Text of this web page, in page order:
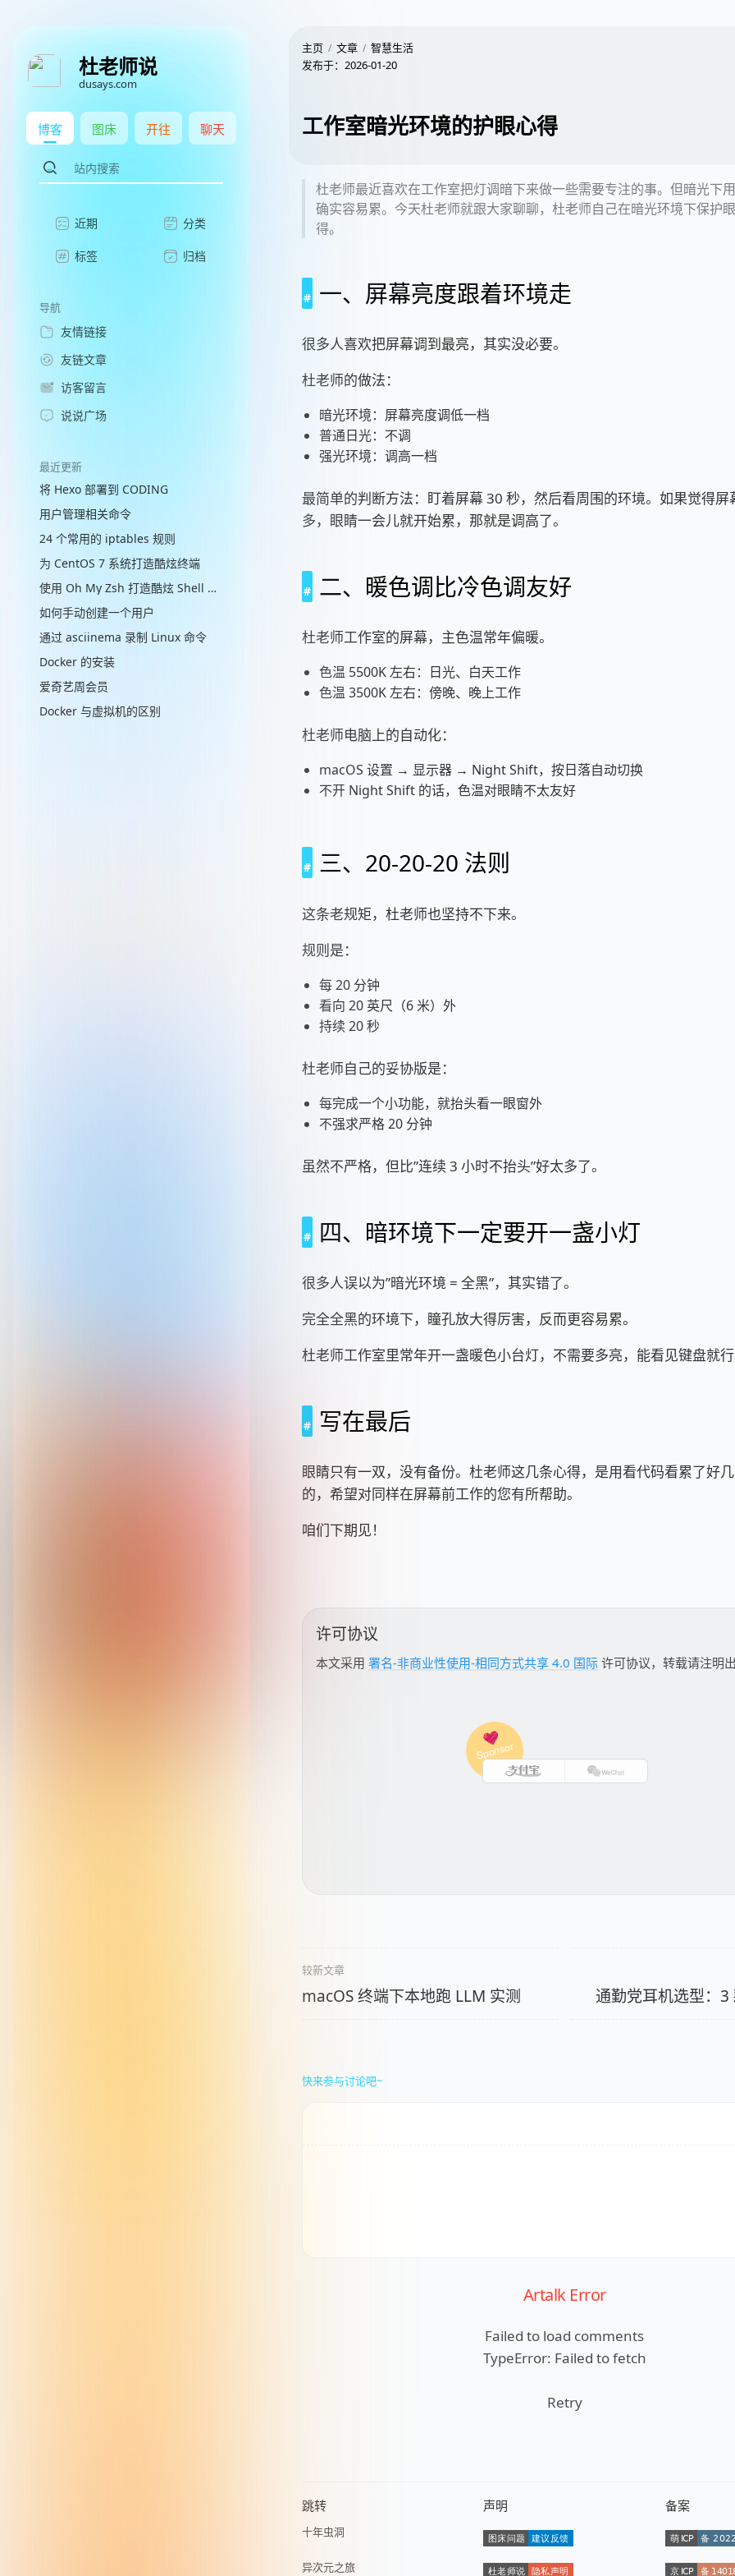
杜老师说
dusays.com
博客 图床 开往 聊天
近期 分类
标签 归档
导航
友情链接
友链文章
访客留言
说说广场
最近更新
将 Hexo 部署到 CODING
用户管理相关命令
24 个常用的 iptables 规则
为 CentOS 7 系统打造酷炫终端
使用 Oh My Zsh 打造酷炫 Shell 终端
如何手动创建一个用户
通过 asciinema 录制 Linux 命令
Docker 的安装
爱奇艺周会员
Docker 与虚拟机的区别
主页 文章
智慧生活
发布于： 2026-01-20
工作室暗光环境的护眼心得
杜老师最近喜欢在工作室把灯调暗下来做一些需要专注的事。但暗光下
确实容易累。今天杜老师就跟大家聊聊，杜老师自己在暗光环境下保护
得。
一、屏幕亮度跟着环境走
很多人喜欢把屏幕调到最亮，其实没必要。
杜老师的做法：
暗光环境：屏幕亮度调低一档
普通日光：不调
强光环境：调高一档
最简单的判断方法：盯着屏幕 30 秒，然后看周围的环境。如果觉得屏
多，眼睛一会儿就开始累，那就是调高了。
二、暖色调比冷色调友好
杜老师工作室的屏幕，主色温常年偏暖。
色温 5500K 左右：日光、白天工作
色温 3500K 左右：傍晚、晚上工作
杜老师电脑上的自动化：
macOS 设置 → 显示器 → Night Shift，按日落自动切换
不开 Night Shift 的话，色温对眼睛不太友好
三、20-20-20 法则
这条老规矩，杜老师也坚持不下来。
规则是：
每 20 分钟
看向 20 英尺（6 米）外
持续 20 秒
杜老师自己的妥协版是：
每完成一个小功能，就抬头看一眼窗外
不强求严格 20 分钟
虽然不严格，但比”连续 3 小时不抬头”好太多了。
四、暗环境下一定要开一盏小灯
很多人误以为”暗光环境 = 全黑”，其实错了。
完全全黑的环境下，瞳孔放大得厉害，反而更容易累。
杜老师工作室里常年开一盏暖色小台灯，不需要多亮，能看见键盘就
写在最后
眼睛只有一双，没有备份。杜老师这几条心得，是用看代码看累了好
的，希望对同样在屏幕前工作的您有所帮助。
咱们下期见！
许可协议
本文采用 署名-非商业性使用-相同方式共享 4.0 国际 许可协议，转载请注明
较新文章
macOS 终端下本地跑 LLM 实测 通勤党耳机选型：3
快来参与讨论吧~
Artalk Error
Failed to load comments
TypeError: Failed to fetch
Retry
跳转
十年虫洞
异次元之旅
声明 备案